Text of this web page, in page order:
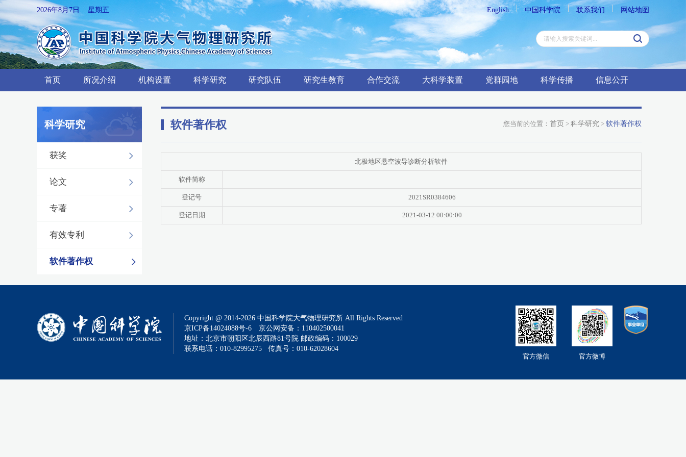
2026年8月7日 星期五 English 中国科学院 联系我们 网站地图
首页 所况介绍 机构设置 科学研究 研究队伍 研究生教育 合作交流 大科学装置 党群园地 科学传播 信息公开
科学研究
获奖
论文
专著
有效专利
软件著作权
软件著作权 您当前的位置： 首页 > 科学研究 > 软件著作权
北极地区悬空波导诊断分析软件
软件简称
登记号 2021SR0384606
登记日期 2021-03-12 00:00:00
官方微信 官方微博
Copyright @ 2014-2026 中国科学院大气物理研究所 All Rights Reserved
京ICP备14024088号-6
京公网安备：110402500041
地址：北京市朝阳区北辰西路81号院 邮政编码：100029
联系电话：010-82995275 传真号：010-62028604